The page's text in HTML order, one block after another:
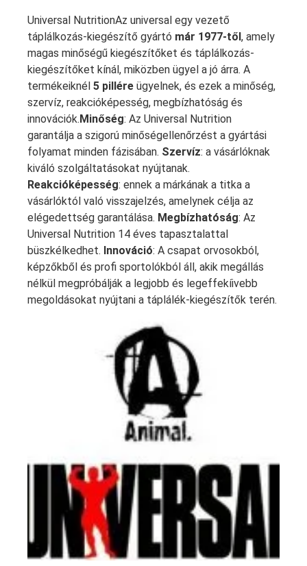
Universal NutritionAz universal egy vezető
táplálkozás-kiegészítő gyártó már 1977-től, amely
magas minőségű kiegészítőket és táplálkozás-
kiegészítőket kínál, miközben ügyel a jó árra. A
termékeiknél 5 pillére ügyelnek, és ezek a minőség,
szervíz, reakcióképesség, megbízhatóság és
innovációk.Minőség: Az Universal Nutrition
garantálja a szigorú minőségellenőrzést a gyártási
folyamat minden fázisában. Szervíz: a vásárlóknak
kiváló szolgáltatásokat nyújtanak.
Reakcióképesség: ennek a márkának a titka a
vásárlóktól való visszajelzés, amelynek célja az
elégedettség garantálása. Megbízhatóság: Az
Universal Nutrition 14 éves tapasztalattal
büszkélkedhet. Innováció: A csapat orvosokból,
képzőkből és profi sportolókból áll, akik megállás
nélkül megpróbálják a legjobb és legeffekíivebb
megoldásokat nyújtani a táplálék-kiegészítők terén.